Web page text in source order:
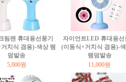
림팬 휴대용선풍기
치식 겸용)-색상 램
덤발송
5,000원
자이언트LED 휴대용선
(이동식+거치식 겸용)-
램덤발송
11,000원